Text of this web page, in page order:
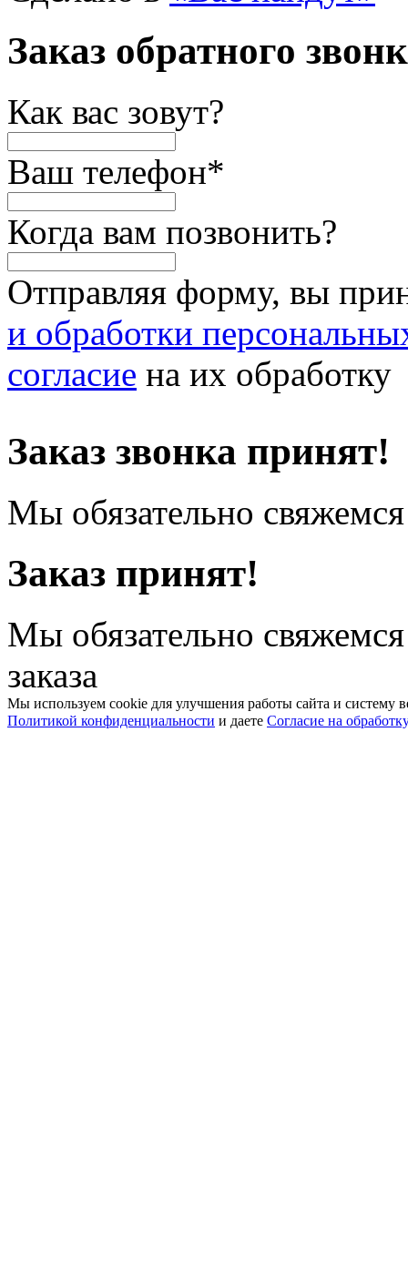
Заказ обратного
Как вас зовут?
Ваш телефон*
Когда вам позвонить?
Отправляя форму, вы
и обработки
согласие на их обработку
Заказ звонка принят!
Мы обязательно
Заказ принят!
Мы обязательно
заказа
Мы используем cookie для улучшения работы сайта и систему
Политикой конфиденциальности и даете Согласие на